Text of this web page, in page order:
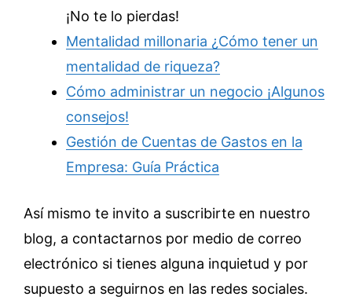
¡No te lo pierdas!
Mentalidad millonaria ¿Cómo tener un
mentalidad de riqueza?
Cómo administrar un negocio ¡Algunos
consejos!
Gestión de Cuentas de Gastos en la
Empresa: Guía Práctica
Así mismo te invito a suscribirte en nuestro
blog, a contactarnos por medio de correo
electrónico si tienes alguna inquietud y por
supuesto a seguirnos en las redes sociales.